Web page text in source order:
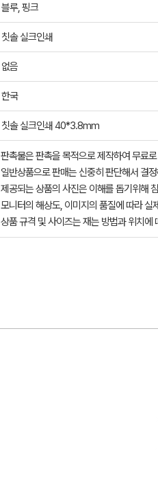
블루, 핑크
칫솔 실크인쇄
없음
한국
칫솔 실크인쇄 40*3.8mm
판촉물은 판촉을 목적으로 제작하여 무료
일반상품으로 판매는 신중히 판단해서 결
제공되는 상품의 사진은 이해를 돕기위해
모니터의 해상도, 이미지의 품질에 따라 실
상품 규격 및 사이즈는 재는 방법과 위치에